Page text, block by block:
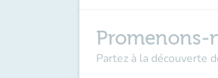
Promenons-
Partez à la découverte